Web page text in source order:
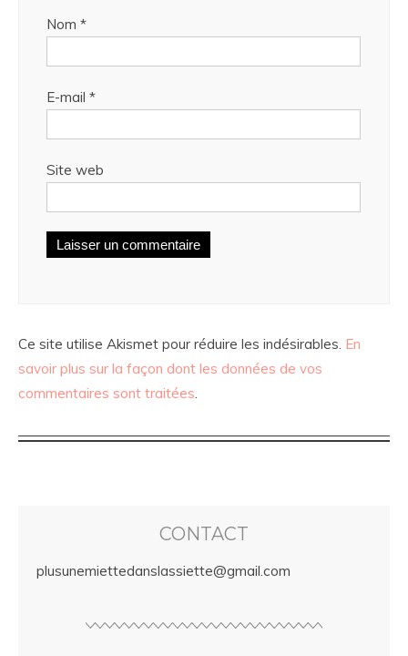
Nom *
E-mail *
Site web
Ce site utilise Akismet pour réduire les indésirables. En
savoir plus sur la façon dont les données de vos
commentaires sont traitées
CONTACT
plusunemiettedanslassiette@gmail.com